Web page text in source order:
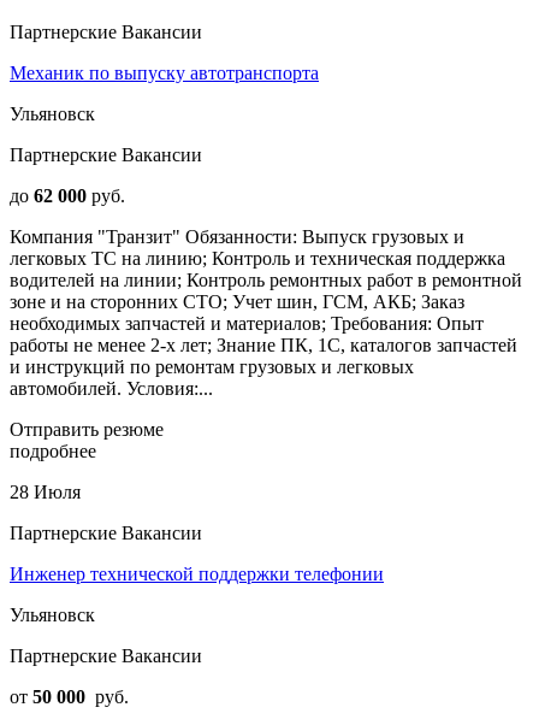
Партнерские Вакансии
Механик по выпуску автотранспорта
Ульяновск
Партнерские Вакансии
до 62 000 руб.
Компания "Транзит" Обязанности: Выпуск грузовых и
легковых ТС на линию; Контроль и техническая поддержка
водителей на линии; Контроль ремонтных работ в ремонтной
зоне и на сторонних СТО; Учет шин, ГСМ, АКБ; Заказ
необходимых запчастей и материалов; Требования: Опыт
работы не менее 2-х лет; Знание ПК, 1С, каталогов запчастей
и инструкций по ремонтам грузовых и легковых
автомобилей. Условия:...
Отправить резюме
подробнее
28 Июля
Партнерские Вакансии
Инженер технической поддержки телефонии
Ульяновск
Партнерские Вакансии
от 50 000 руб.